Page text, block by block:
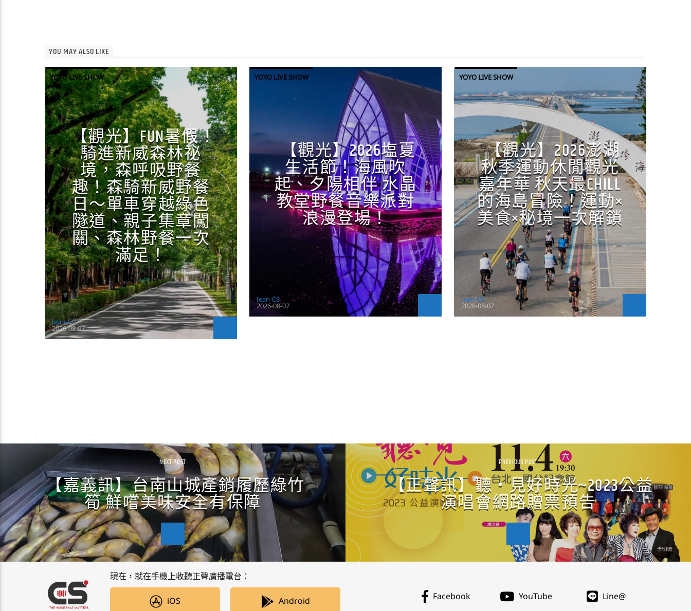
YOU MAY ALSO LIKE
YOYO LIVE SHOW
【觀光】FUN暑假！
騎進新威森林祕
境，森呼吸野餐
趣！森騎新威野餐
日～單車穿越綠色
隧道、親子集章闖
關、森林野餐一次
滿足！
Jean-CS
2026-08-07
YOYO LIVE SHOW
【觀光】2026塩夏
生活節！海風吹
起、夕陽相伴 水晶
教堂野餐音樂派對
浪漫登場！
Jean-CS
2026-08-07
YOYO LIVE SHOW
【觀光】2026澎湖
秋季運動休閒觀光
嘉年華 秋天最CHILL
的海島冒險！運動×
美食×秘境一次解鎖
Jean-CS
2026-08-07
NEXT POST
【嘉義訊】台南山城產銷履歷綠竹
筍 鮮嚐美味安全有保障
PREVIOUS POST
【正聲訊】聽‧見好時光~2023公益
演唱會網路贈票預告
現在，就在手機上收聽正聲廣播電台：
iOS Android Facebook YouTube Line@